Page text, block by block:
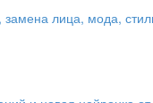
лица, мода,